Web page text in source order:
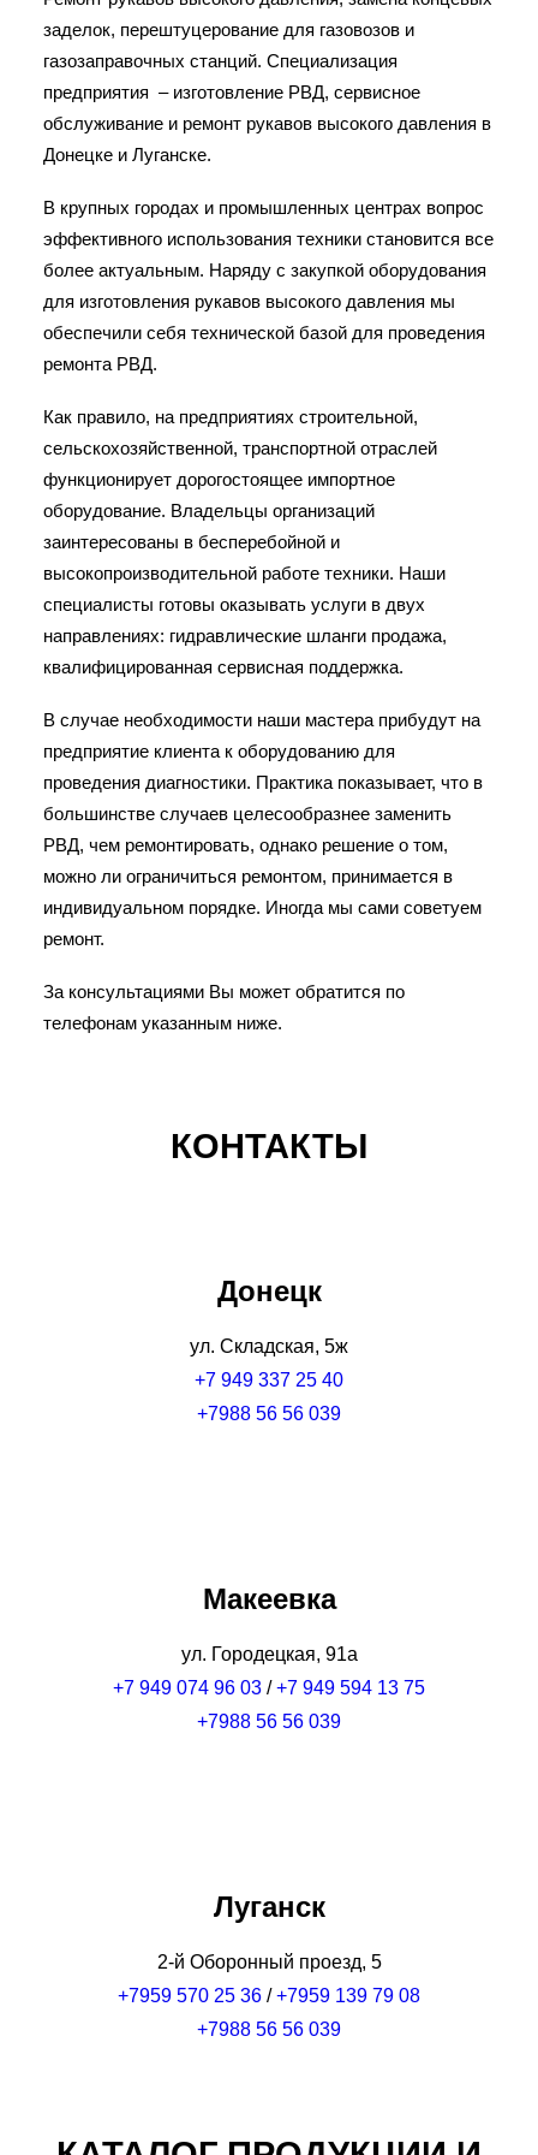
заделок, перештуцерование для газовозов и
газозаправочных станций. Специализация
предприятия – изготовление РВД, сервисное
обслуживание и ремонт рукавов высокого давления в
Донецке и Луганске.
В крупных городах и промышленных центрах вопрос
эффективного использования техники становится все
более актуальным. Наряду с закупкой оборудования
для изготовления рукавов высокого давления мы
обеспечили себя технической базой для проведения
ремонта РВД.
Как правило, на предприятиях строительной,
сельскохозяйственной, транспортной отраслей
функционирует дорогостоящее импортное
оборудование. Владельцы организаций
заинтересованы в бесперебойной и
высокопроизводительной работе техники. Наши
специалисты готовы оказывать услуги в двух
направлениях: гидравлические шланги продажа,
квалифицированная сервисная поддержка.
В случае необходимости наши мастера прибудут на
предприятие клиента к оборудованию для
проведения диагностики. Практика показывает, что в
большинстве случаев целесообразнее заменить
РВД, чем ремонтировать, однако решение о том,
можно ли ограничиться ремонтом, принимается в
индивидуальном порядке. Иногда мы сами советуем
ремонт.
За консультациями Вы может обратится по
телефонам указанным ниже.
КОНТАКТЫ
Донецк
ул. Складская, 5ж
+7 949 337 25 40
+7988 56 56 039
Макеевка
ул. Городецкая, 91а
+7 949 074 96 03 /+7 949 594 13 75
+7988 56 56 039
Луганск
2-й Оборонный проезд, 5
+7959 570 25 36 /+7959 139 79 08
+7988 56 56 039